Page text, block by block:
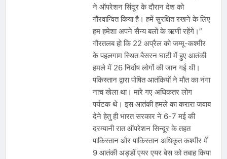
ने ऑपरेशन सिंदूर के दौरान देश को
गौरवान्वित किया है। हमें सुरक्षित रखने के लिए
हम हमेशा अपने सैन्य बलों के ऋणी रहेंगे।”
गौरतलब हो कि 22 अप्रैल को जम्मू-कश्मीर
के पहलगाम स्थित बैसरन घाटी में हुए आतंकी
हमले में 26 निर्दोष लोगों की जान गई थी।
पकिस्तान द्वारा पोषित आतंकियों ने मौत का नंगा
नाच खेला था। मारे गए अधिकतर लोग
पर्यटक थे। इस आतंकी हमले का करारा जवाब
देने हेतु ही भारत सरकार ने 6-7 मई की
दरम्यानी रात ऑपरेशन सिन्दूर के तहत
पाकिस्तान और पाकिस्तान अधिकृत कश्मीर में
9 आतंकी अड्डों एयर एयर बेस को तबाह किया